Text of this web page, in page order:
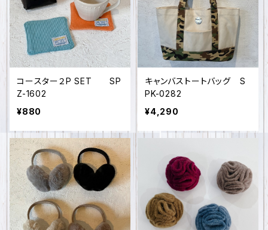
コースター２P SET SP
Z-1602
¥880
キャンバストートバッグ S
PK-0282
¥4,290